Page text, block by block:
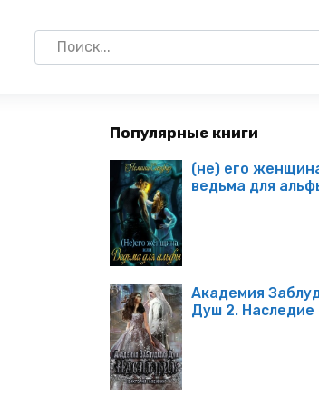
Search
for:
Популярные книги
(не) его
ведьма для
Академия
Душ 2. Наследие